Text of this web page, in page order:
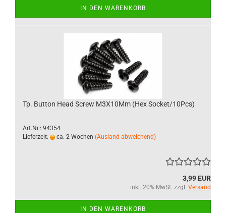
IN DEN WARENKORB
Tp. Button Head Screw M3X10Mm (Hex Socket/10Pcs)
Art.Nr.: 94354
Lieferzeit:
ca. 2 Wochen (Ausland abweichend)
3,99 EUR
inkl. 20% MwSt. zzgl. Versand
IN DEN WARENKORB